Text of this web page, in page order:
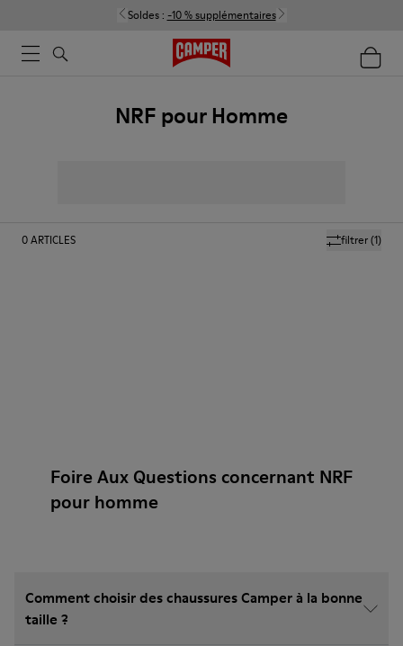
Soldes : -10 % supplémentaires
NRF pour Homme
filtrer(1)
0ARTICLES
Foire Aux Questions concernant NRF
pour homme
Comment choisir des chaussures Camper à la bonne
taille ?